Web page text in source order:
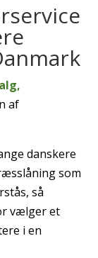
af
danskere
som
så
vælger et
i en